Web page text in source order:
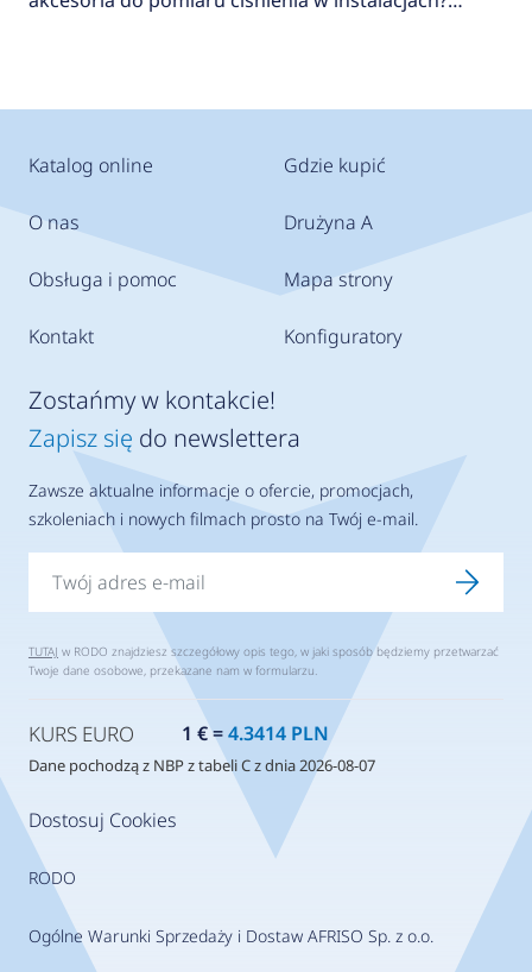
Katalog online
O nas
Obsługa i pomoc
Kontakt
Gdzie kupić
Drużyna A
Mapa strony
Konfiguratory
Dostosuj Cookies
RODO
Ogólne Warunki Sprzedaży i Dostaw AFRISO Sp. z o.o.
Zostańmy w kontakcie!
Zapisz się do newslettera
Zawsze aktualne informacje o ofercie, promocjach,
szkoleniach i nowych filmach prosto na Twój e-mail.
TUTAJ w RODO znajdziesz szczegółowy opis tego, w jaki sposób będziemy przetwarzać
Twoje dane osobowe, przekazane nam w formularzu.
KURS EURO 1 € =4.3414 PLN
Dane pochodzą z NBP z tabeli C z dnia 2026-08-07